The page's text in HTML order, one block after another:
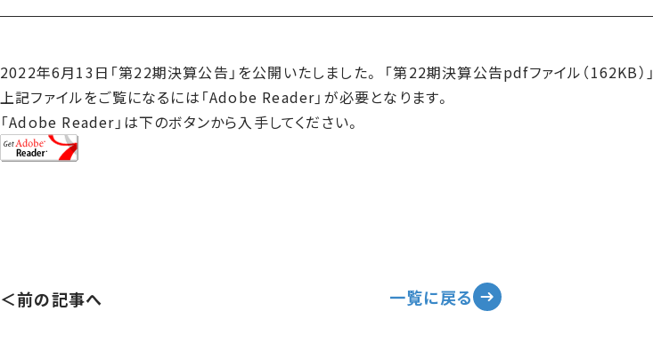
2022年6月13日「第22期決算公告」を公開いたしました。
「第22期決算公告pdfファイル（162KB）」
上記ファイルをご覧になるには「Adobe Reader」が必要となります。
「Adobe Reader」は下のボタンから入手してください。
＜前の記事へ 一覧に戻る